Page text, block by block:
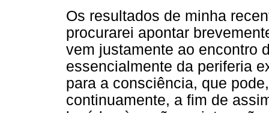
Os resultados de minha
procurarei apontar
vem justamente ao encontro
essencialmente da periferia
para a consciência, que
continuamente, a fim de